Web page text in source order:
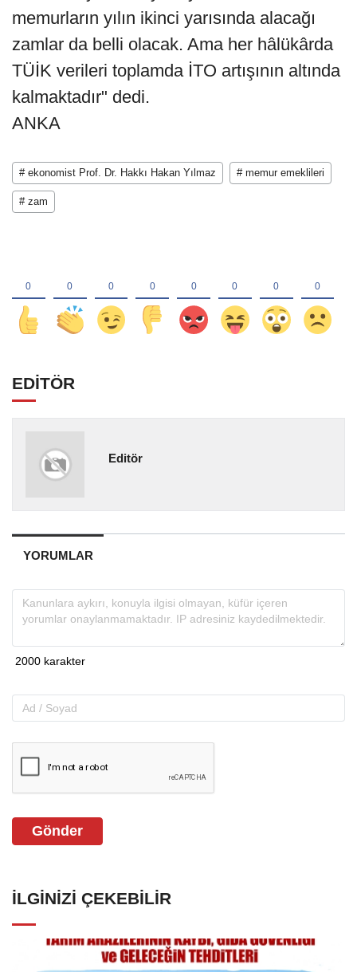
memurların yılın ikinci yarısında alacağı
zamlar da belli olacak. Ama her hâlükârda
TÜİK verileri toplamda İTO artışının altında
kalmaktadır" dedi.
ANKA
# ekonomist Prof. Dr. Hakkı Hakan Yılmaz # memur emeklileri
# zam
EDİTÖR
Editör
YORUMLAR
Gönder
İLGINIZI ÇEKEBILIR